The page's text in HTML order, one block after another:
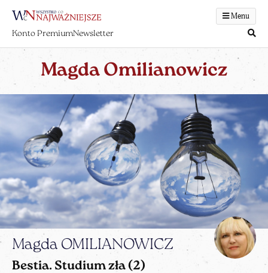
Menu
Konto PremiumNewsletter
Magda Omilianowicz
Magda OMILIANOWICZ
Bestia. Studium zła (2)